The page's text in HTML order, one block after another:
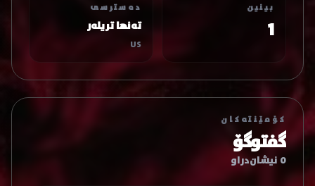
بینین
1
دەسترسی
تەنها تریلەر
US
کۆمێنتەکان
گفتوگۆ
0 نیشان‌دراو